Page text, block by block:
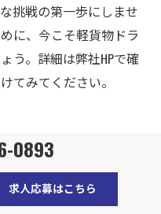
挑戦の第一歩にしませ
に、今こそ軽貨物ドラ
う。詳細は弊社HPで確
てみてください。
東京都の軽貨物
0893
求人応募はこちら